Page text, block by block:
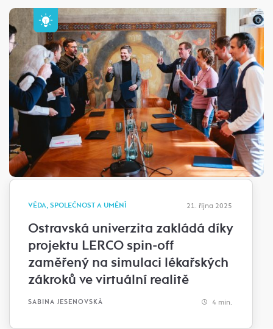
VĚDA, SPOLEČNOST A UMĚNÍ 21. října 2025
Ostravská univerzita zakládá díky
projektu LERCO spin-off
zaměřený na simulaci lékařských
zákroků ve virtuální realitě
SABINA JESENOVSKÁ 4 min.